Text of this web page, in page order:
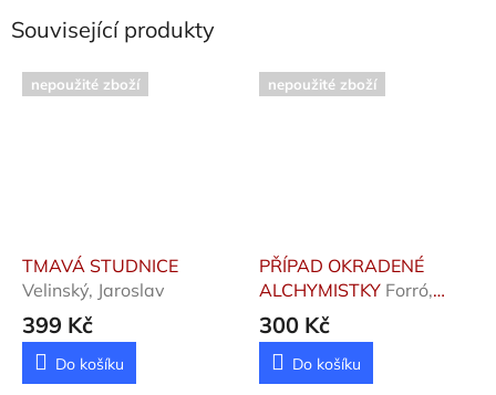
Související produkty
nepoužité zboží
TMAVÁ STUDNICE
Velinský, Jaroslav
399 Kč
Do košíku
nepoužité zboží
PŘÍPAD OKRADENÉ
ALCHYMISTKY Forró,
Markéta
300 Kč
Do košíku